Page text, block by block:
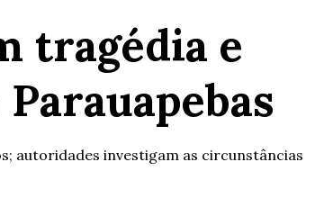
tragédia e
autoridades investigam as circunstâncias